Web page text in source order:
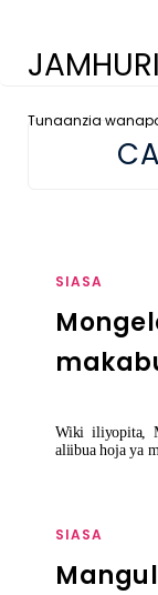
Tunaanzia
SIASA
Wiki iliyopita,
aliibua hoja ya
SIASA